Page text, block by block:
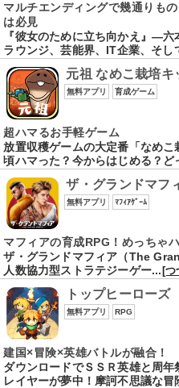
マルチエンディングで幾通りも
は必見
『彼女のために立ち向かえ』―
ラウンジ、芸能界、IT企業、そし
元祖 なめこ栽培キ
無料アプリ 育成ゲーム
超ハマるお手軽ゲーム
放置収穫ゲームの大定番「なめ
頃ハマった？今からはじめる？ど
ザ・グランドマフ
無料アプリ ﾏﾌｨｱｹﾞｰﾑ
マフィアの育成RPG！めっちゃハ
ザ・グランドマフィア（The
人数協力型ストラテジーゲー... [
トップヒーローズ
無料アプリ RPG
建国×冒険×英雄バトルが融合！
ダウンロードでＳＳＲ英雄と周
レイヤーが夢中！摩訶不思議な冒